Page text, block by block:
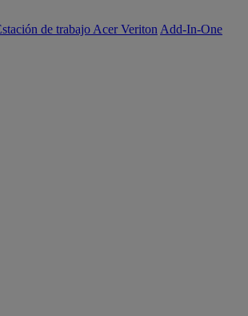
de trabajo Acer Veriton Add-In-One